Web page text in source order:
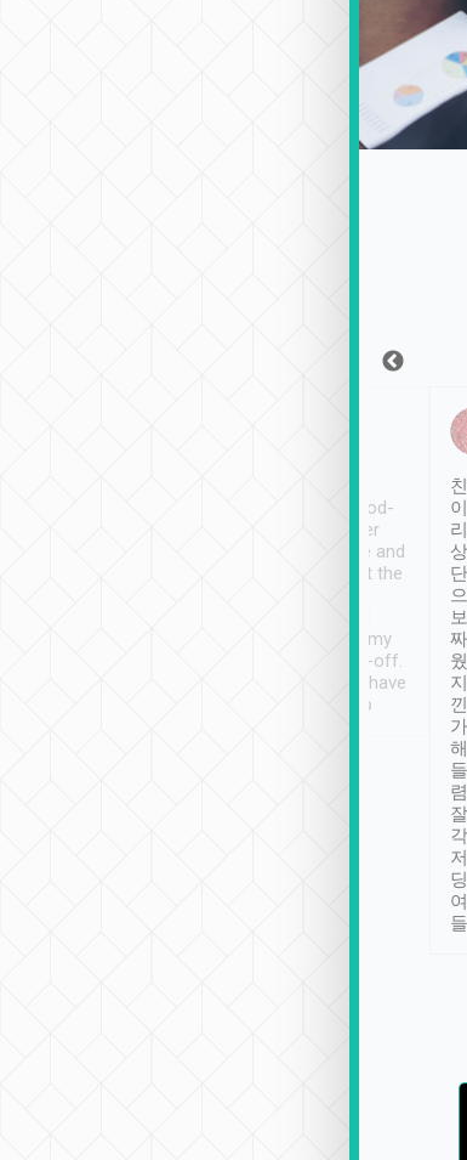
service, vehicles in good-
condition and the driver
service was awesome and
thoughtful. Driver went the
have safely arrived at my
destination after drop-off.
Definitely something I have
not seen elsewhere 👍